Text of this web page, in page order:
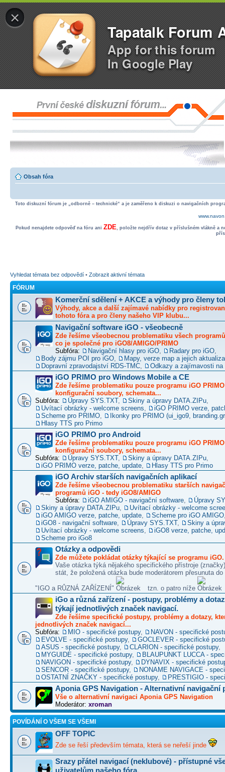
×
Tapatalk Forum
App for this forum
In Google Play
Obsah fóra
Toto diskuzní fórum je „odborně – technické“ a je zaměřeno k diskuzi o navigačních
Pokud nenajdete odpověď na fóru ani ZDE, položte nejdřív dotaz v příslušném vlákně a
Vyhledat témata bez odpovědí • Zobrazit aktivní témata
FÓRUM
Komerční sdělení + AKCE a výhody pro členy
Výhody, akce a další zajímavé nabídky pro
tohoto fóra a pro členy našeho VIP klubu...
Navigační software iGO - všeobecně
Zde řešíme všeobecnou problematiku všech
co je společné pro iGO8/AMIGO/PRIMO
Subfóra:
Navigační hlasy pro iGO Radary pro iGO
Body zájmu POI pro iGO
Mapy, verze map a jejich
Dopravní zpravodajství RDS-TMC
Odkazy a zajímavosti na
iGO PRIMO pro Windows Mobile a CE
Zde řešíme problematiku pouze programu iGO
konfigurační soubory, schemata...
Subfóra:
Úpravy SYS.TXT, Skiny a úpravy DATA.ZIPu
Uvítací obrázky - welcome screens
iGO PRIMO verze,
Scheme pro PRIMO
Ikonky pro PRIMO (ui_igo9,
Hlasy TTS pro Primo
iGO PRIMO pro Android
Zde řešíme problematiku pouze programu iGO
konfigurační soubory, schemata...
Subfóra:
Úpravy SYS.TXT, Skiny a úpravy DATA.ZIPu
iGO PRIMO verze, patche, update
Hlasy TTS pro Primo
iGO Archiv starších navigačních aplikací
Zde řešíme všeobecnou problematiku starších
programů iGO - tedy iGO8/AMIGO
Subfóra:
iGO AMIGO - navigační software
Úpravy
Skiny a úpravy DATA.ZIPu
Uvítací obrázky - welcome
iGO AMIGO verze, patche, update
Scheme pro iGO AMIGO
iGO8 - navigační software
Úpravy SYS.TXT,
Skiny a
Uvítací obrázky - welcome screens
iGO8 verze, patche,
Scheme pro iGo8
Otázky a odpovědi
Zde můžete pokládat otázky týkající se programu iGO.
Vaše otázka týká nějakého specifického přístroje
stát, že položená otázka bude moderátorem přesunuta do
"IGO a RŮZNÁ ZAŘÍZENÍ" tzn. o patro níže
iGo a různá zařízení - postupy, problémy a
týkají jednotlivých značek navigací.
Zde řešíme specifické postupy, problémy a dotazy,
jednotlivých značek navigací...
Subfóra:
MIO - specifické postupy,
NAVON - specifické
EVOLVE - specifické postupy,
GOCLEVER - specifické
ASUS - specifické postupy, CLARION - specifické postupy,
MYGUIDE - specifické postupy,
BLAUPUNKT LUCCA -
NAVIGON - specifické postupy,
DYNAVIX - specifické
SENCOR - specifické postupy,
NONAME NAVIGACE -
OSTATNÍ ZNAČKY - specifické postupy, PRESTIGIO -
Aponia GPS Navigation - Alternativní navigační
Vše o alternativní navigaci Aponia GPS Navigation
Moderátor: xroman
POVÍDÁNÍ O VŠEM SE VŠEMI
OFF TOPIC
Zde se řeší především témata, která se neřeší jinde
Srazy přátel navigací (neklubové) - přístupné
uživatelům našeho fóra.